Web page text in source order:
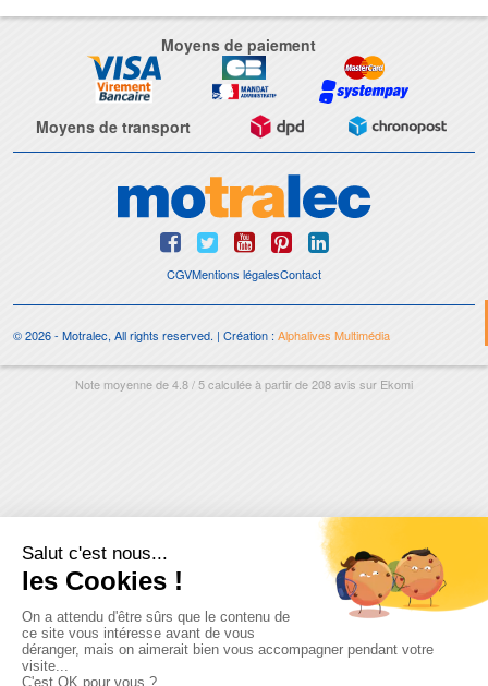
Moyens de paiement
Moyens de transport
CGVMentions légalesContact
© 2026 - Motralec, All rights reserved. | Création :Alphalives Multimédia
Note moyenne de4.8/5calculée à partir de208avis sur Ekomi